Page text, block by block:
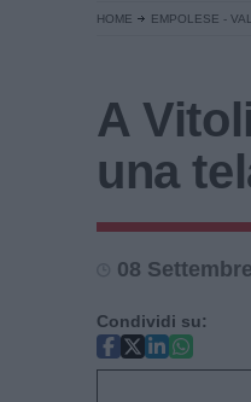
HOME EMPOLESE -
A
una
08
Condividi su: